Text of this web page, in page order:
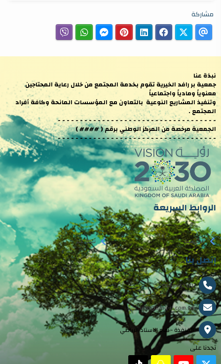
مشاركة
نبذة عنا
جمعية بر رافد الخيرية تقوم بخدمة المجتمع من خلال رعاية المحتاجين
معنوياً ومادياً واجتماعياً
وتنفيذ المشاريع النوعية بالتعاون مع المؤسسات المانحة وكافة أفراد
المجتمع .
- - - - - - - - - - - - - - - - - - - - - - - - - - - - - - - - - - - -
الجمعية مرخصة من المركز الوطني برقم ( #### )
- - - - - - - - - - - - - - - - - - - - - - - - - - - - - - - - - - - -
الروابط السريعة
الرئيسية نبذة عنا
إتصل بنا
0566653371
info@afaq-it.com.sa
القنفذة - أمام الاستاد الرياضي
تجدنا على